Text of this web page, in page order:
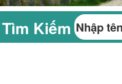
Tìm Kiếm